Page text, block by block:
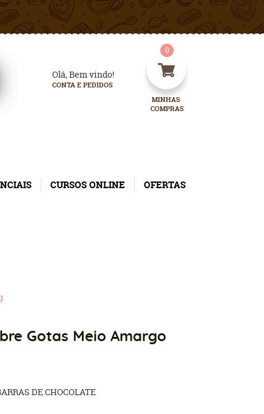
Olá, Bem vindo!
CONTA E PEDIDOS
MINHAS
COMPRAS
0
CURSOS ONLINE OFERTAS
Gotas Meio Amargo
DE CHOCOLATE